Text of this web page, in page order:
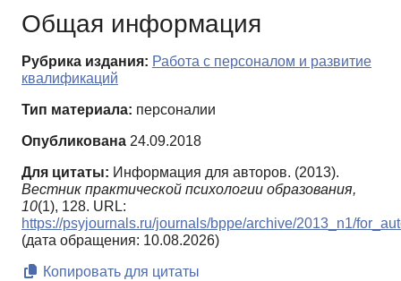
Общая информация
Рубрика издания: Работа с персоналом и развитие
квалификаций
Тип материала: персоналии
Опубликована 24.09.2018
Для цитаты: Информация для авторов. (2013).
Вестник практической психологии образования,
10(1), 128. URL:
https://psyjournals.ru/journals/bppe/archive/2013_n1/
(дата обращения: 10.08.2026)
Копировать для цитаты